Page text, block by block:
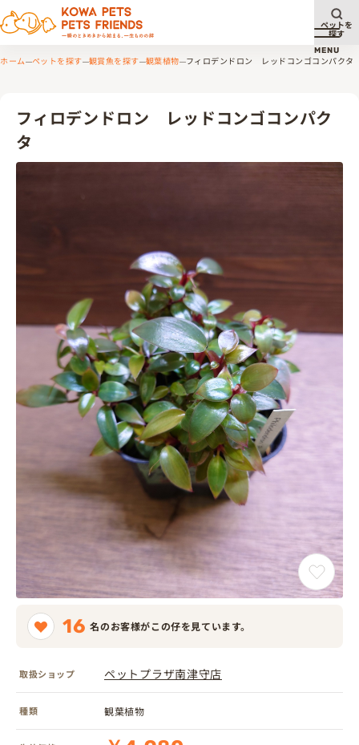
メニ
MENU
ペットを
探す
ホーム ペットを探す 観賞魚を探す 観葉植物 フィロデンドロン レッドコンゴコンパクタ
フィロデンドロン レッドコンゴコンパク
タ
16 名のお客様がこの仔を見ています。
取扱ショップ ペットプラザ南津守店
種類 観葉植物